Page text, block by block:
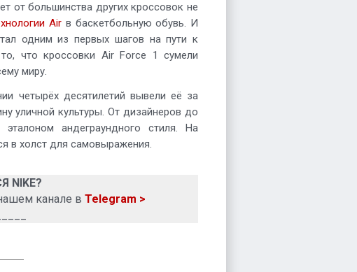
от большинства других кроссовок не
Air в баскетбольную обувь. И
одним из первых шагов на пути к
что кроссовки Air Force 1 сумели
миру.
четырёх десятилетий вывели её за
уличной культуры. От дизайнеров до
андеграундного стиля. На
в холст для самовыражения.
NIKE?
канале в Telegram >